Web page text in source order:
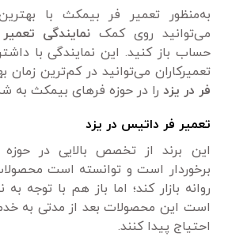
به‌منظور تعمیر فر بیمکث با
می‌توانید روی کمک نمایندگی
حساب باز کنید. این نمایندگی با
تعمیرکاران می‌توانید در کم‌ترین
فر در یزد را در حوزه فر‌های بیمکث به
تعمیر فر داتیس در یزد
این برند از تخصص بالایی در حوزه
برخوردار است و توانسته است
روانه بازار کند؛ اما باز هم با توجه
است این محصولات بعد از مدتی به
احتیاج پیدا کنند.